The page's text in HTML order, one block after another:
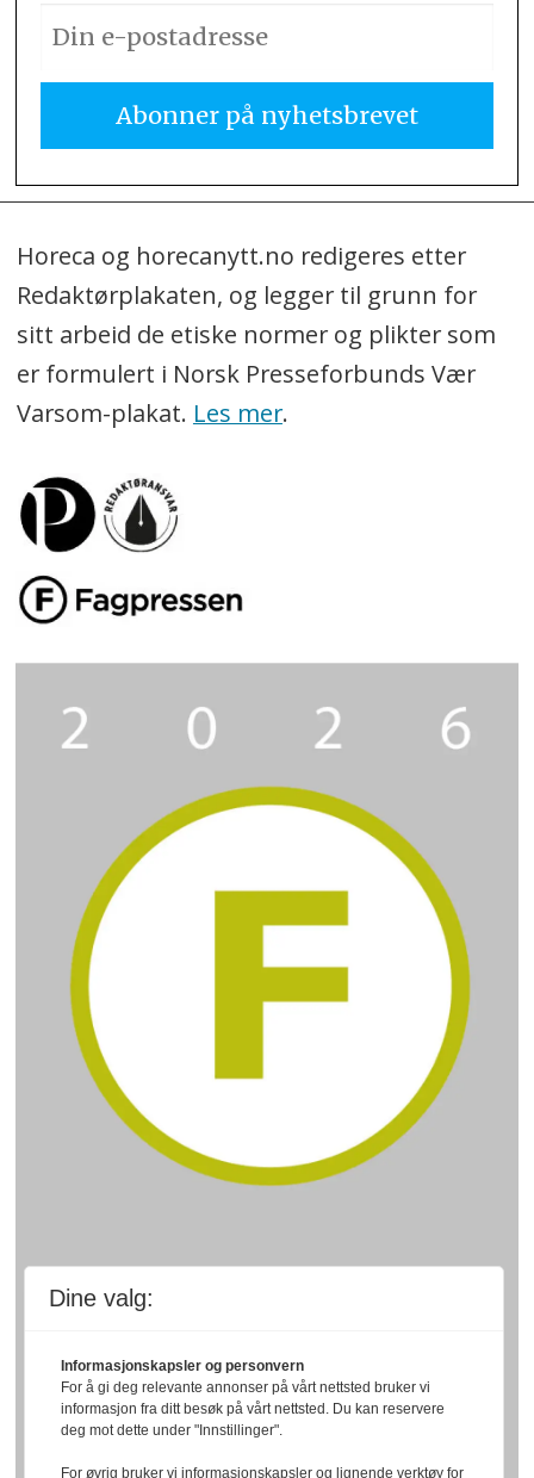
Horeca og horecanytt.no redigeres etter
Redaktørplakaten, og legger til grunn for
sitt arbeid de etiske normer og plikter som
er formulert i Norsk Presseforbunds Vær
Varsom-plakat. Les mer.
Dine valg:
Informasjonskapsler og personvern
For å gi deg relevante annonser på vårt nettsted bruker vi
informasjon fra ditt besøk på vårt nettsted. Du kan reservere
deg mot dette under "Innstillinger".
For øvrig bruker vi informasjonskapsler og lignende verktøy for